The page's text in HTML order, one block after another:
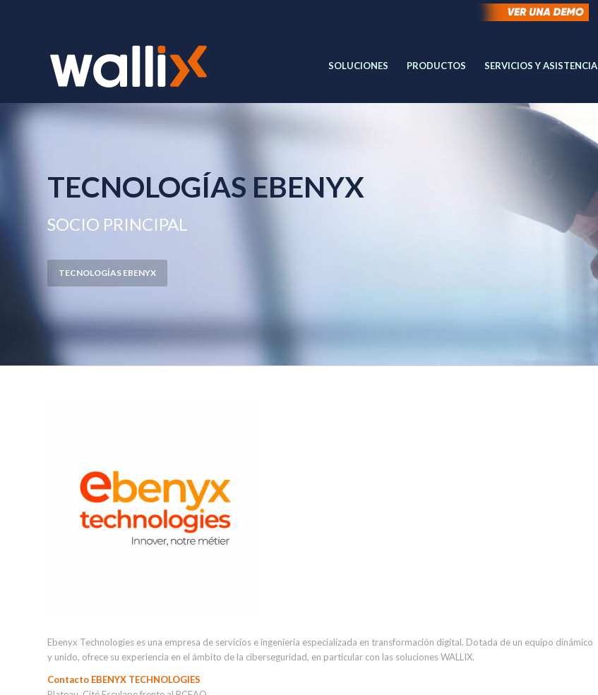
SOLUCIONES PRODUCTOS SERVICIOS Y ASISTENCIA
TECNOLOGÍAS EBENYX
SOCIO PRINCIPAL
TECNOLOGÍAS EBENYX
Ebenyx Technologies es una empresa de servicios e ingeniería especializada en transformación digital. Dotada de un equipo dinámico
y unido, ofrece su experiencia en el ámbito de la ciberseguridad, en particular con las soluciones WALLIX.
Contacto EBENYX TECHNOLOGIES